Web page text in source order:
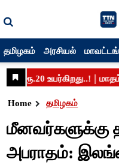
தமிழகம் அரசியல்
Home தமிழகம்
மீனவர்களுக்கு
அபராதம்: